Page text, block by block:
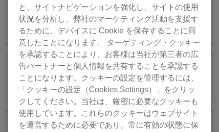
PERFORMANCEモードで録音できませ
ん。
XDJ-RXでrekordbox djをコントロール
できません。
PC MASTER OUT使用時、コントローラ
と、サイトナビゲーションを強化し、サイトの使用
状況を分析し、弊社のマーケティング活動を支援す
るために、デバイスに Cookie を保存することに同
意したことになります。 ターゲティング・クッキー
を承認することにより、お客様は当社が第三者の広
告パートナーと個人情報を共有することを承認する
ことになります。クッキーの設定を管理するには、
「クッキーの設定（Cookies Settings）」をクリッ
クしてください。当社は、厳密に必要なクッキーも
使用しています。これらのクッキーはウェブサイト
を運営するために必要であり、常に有効の状態に保